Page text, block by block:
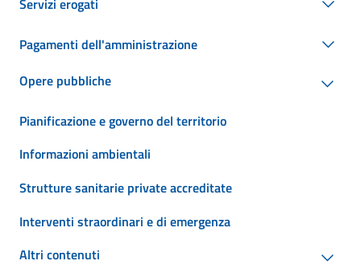
Servizi erogati
Pagamenti dell'amministrazione
Opere pubbliche
Pianificazione e governo del territorio
Informazioni ambientali
Strutture sanitarie private accreditate
Interventi straordinari e di emergenza
Altri contenuti